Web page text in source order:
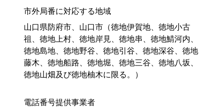
市外局番に対応する地域
山口県防府市、山口市（徳地伊賀地、徳地小古
祖、徳地上村、徳地岸見、徳地串、徳地鯖河内、
徳地島地、徳地野谷、徳地引谷、徳地深谷、徳地
藤木、徳地船路、徳地堀、徳地三谷、徳地八坂、
徳地山畑及び徳地柚木に限る。）
電話番号提供事業者